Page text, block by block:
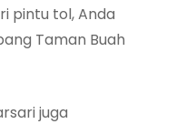
pintu tol, Anda
Taman Buah
juga